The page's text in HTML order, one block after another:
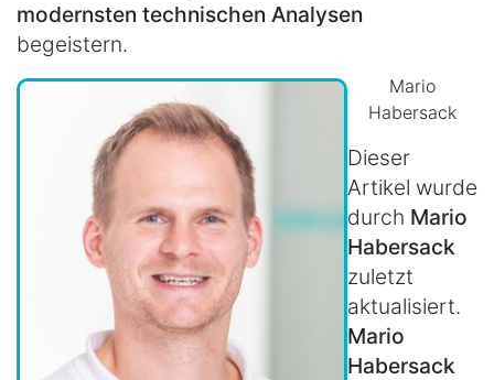
modernsten technischen Analysen
begeistern.
Mario
Habersack
Dieser
Artikel wurde
durch Mario
Habersack
zuletzt
aktualisiert.
Mario
Habersack